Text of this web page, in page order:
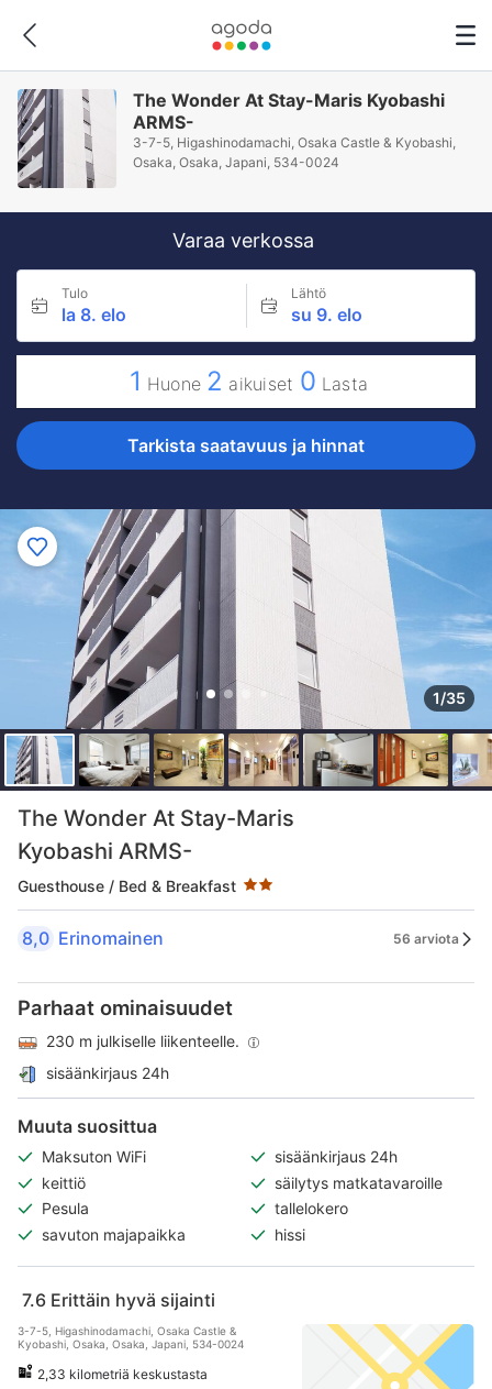
The Wonder At Stay-Maris Kyobashi
ARMS-
3-7-5, Higashinodamachi, Osaka Castle & Kyobashi,
Osaka, Osaka, Japani, 534-0024
Varaa verkossa
Tulo
la 8. elo
Lähtö
su 9. elo
1 Huone 2 aikuiset 0 Lasta
Tarkista saatavuus ja hinnat
1/35
The Wonder At Stay-Maris
Kyobashi ARMS-
Guesthouse / Bed & Breakfast
Tähtiluokitus 2 tähteä
8,0 Erinomainen 56 arviota
Parhaat ominaisuudet
230 m julkiselle liikenteelle.
sisäänkirjaus 24h
Muuta suosittua
Maksuton WiFi
sisäänkirjaus 24h
keittiö
säilytys matkatavaroille
Pesula
tallelokero
savuton majapaikka
hissi
7.6 Erittäin hyvä sijainti
3-7-5, Higashinodamachi, Osaka Castle &
Kyobashi, Osaka, Osaka, Japani, 534-0024
2,33 kilometriä keskustasta